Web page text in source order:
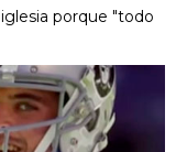
porque "todo